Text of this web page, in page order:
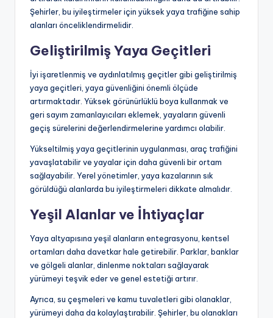
Şehirler, bu iyileştirmeler için yüksek yaya trafiğine sahip
alanları önceliklendirmelidir.
Geliştirilmiş Yaya Geçitleri
İyi işaretlenmiş ve aydınlatılmış geçitler gibi geliştirilmiş
yaya geçitleri, yaya güvenliğini önemli ölçüde
artırmaktadır. Yüksek görünürlüklü boya kullanmak ve
geri sayım zamanlayıcıları eklemek, yayaların güvenli
geçiş sürelerini değerlendirmelerine yardımcı olabilir.
Yükseltilmiş yaya geçitlerinin uygulanması, araç trafiğini
yavaşlatabilir ve yayalar için daha güvenli bir ortam
sağlayabilir. Yerel yönetimler, yaya kazalarının sık
görüldüğü alanlarda bu iyileştirmeleri dikkate almalıdır.
Yeşil Alanlar ve İhtiyaçlar
Yaya altyapısına yeşil alanların entegrasyonu, kentsel
ortamları daha davetkar hale getirebilir. Parklar, banklar
ve gölgeli alanlar, dinlenme noktaları sağlayarak
yürümeyi teşvik eder ve genel estetiği artırır.
Ayrıca, su çeşmeleri ve kamu tuvaletleri gibi olanaklar,
yürümeyi daha da kolaylaştırabilir. Şehirler, bu olanakları